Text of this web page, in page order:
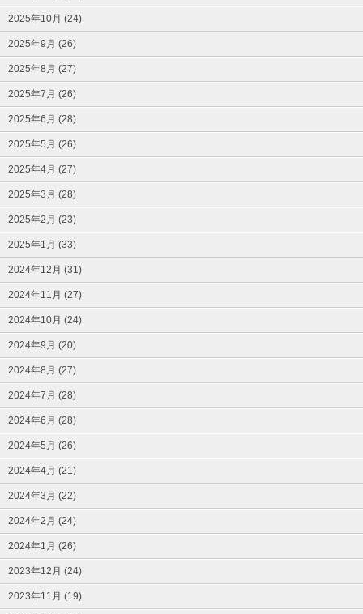
2025年10月 (24)
2025年9月 (26)
2025年8月 (27)
2025年7月 (26)
2025年6月 (28)
2025年5月 (26)
2025年4月 (27)
2025年3月 (28)
2025年2月 (23)
2025年1月 (33)
2024年12月 (31)
2024年11月 (27)
2024年10月 (24)
2024年9月 (20)
2024年8月 (27)
2024年7月 (28)
2024年6月 (28)
2024年5月 (26)
2024年4月 (21)
2024年3月 (22)
2024年2月 (24)
2024年1月 (26)
2023年12月 (24)
2023年11月 (19)